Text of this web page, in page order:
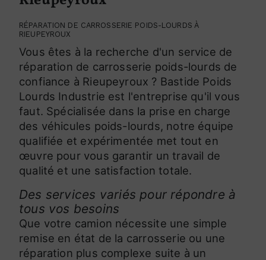
RÉPARATION DE CARROSSERIE POIDS-LOURDS À
RIEUPEYROUX
Vous êtes à la recherche d'un service de
réparation de carrosserie poids-lourds de
confiance à Rieupeyroux ? Bastide Poids
Lourds Industrie est l'entreprise qu'il vous
faut. Spécialisée dans la prise en charge
des véhicules poids-lourds, notre équipe
qualifiée et expérimentée met tout en
œuvre pour vous garantir un travail de
qualité et une satisfaction totale.
Des services variés pour répondre à
tous vos besoins
Que votre camion nécessite une simple
remise en état de la carrosserie ou une
réparation plus complexe suite à un